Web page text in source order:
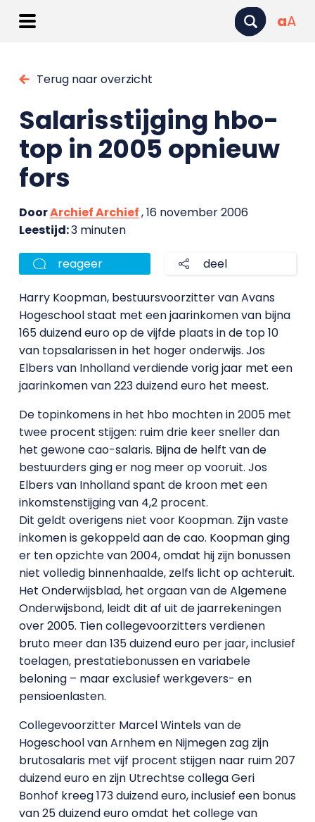
aA
Terug naar overzicht
Salarisstijging hbo-
top in 2005 opnieuw
fors
DoorArchief Archief, 16 november 2006
Leestijd:3 minuten
reageer deel
Harry Koopman, bestuursvoorzitter van Avans
Hogeschool staat met een jaarinkomen van bijna
165 duizend euro op de vijfde plaats in de top 10
van topsalarissen in het hoger onderwijs. Jos
Elbers van Inholland verdiende vorig jaar met een
jaarinkomen van 223 duizend euro het meest.
De topinkomens in het hbo mochten in 2005 met
twee procent stijgen: ruim drie keer sneller dan
het gewone cao-salaris. Bijna de helft van de
bestuurders ging er nog meer op vooruit. Jos
Elbers van Inholland spant de kroon met een
inkomstenstijging van 4,2 procent.
Dit geldt overigens niet voor Koopman. Zijn vaste
inkomen is gekoppeld aan de cao. Koopman ging
er ten opzichte van 2004, omdat hij zijn bonussen
niet volledig binnenhaalde, zelfs licht op achteruit.
Het Onderwijsblad, het orgaan van de Algemene
Onderwijsbond, leidt dit af uit de jaarrekeningen
over 2005. Tien collegevoorzitters verdienen
bruto meer dan 135 duizend euro per jaar, inclusief
toelagen, prestatiebonussen en variabele
beloning – maar exclusief werkgevers- en
pensioenlasten.
Collegevoorzitter Marcel Wintels van de
Hogeschool van Arnhem en Nijmegen zag zijn
brutosalaris met vijf procent stijgen naar ruim 207
duizend euro en zijn Utrechtse collega Geri
Bonhof kreeg 173 duizend euro, inclusief een bonus
van 25 duizend euro omdat het college van